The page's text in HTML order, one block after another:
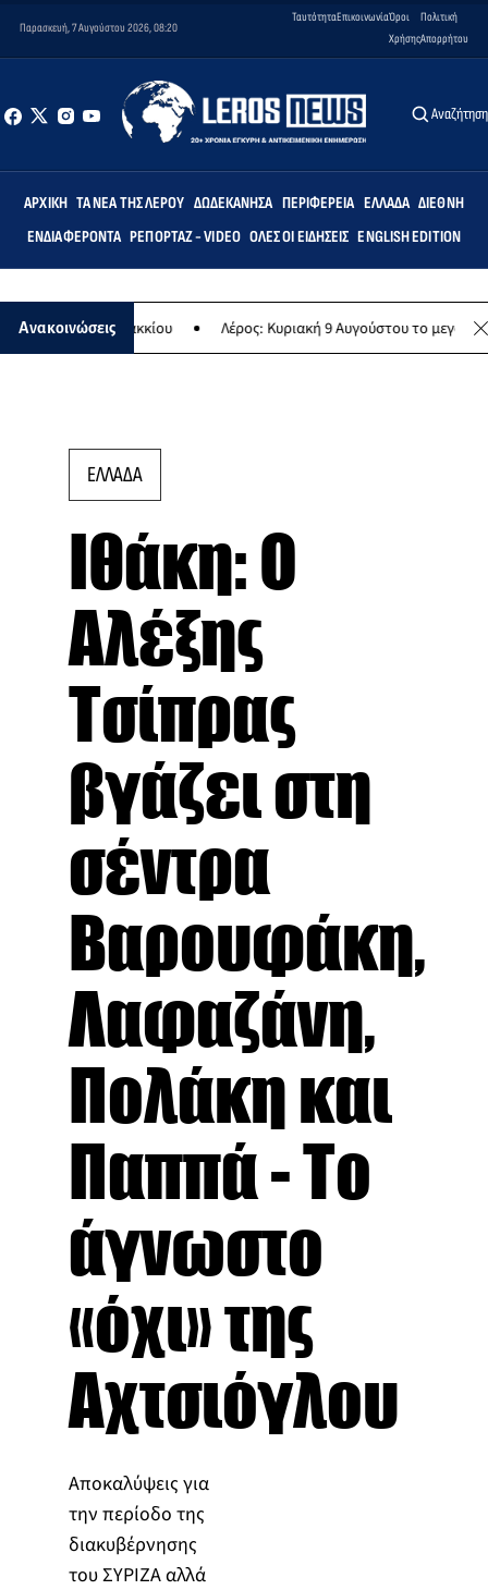
Παρασκευή, 7 Αυγούστου 2026, 08:20
ΤαυτότηταΕπικοινωνίαΌροι
Χρήσης
Πολιτική
Απορρήτου
Αναζήτηση
ΑΡΧΙΚΉ ΤΑ ΝΈΑ ΤΗΣ ΛΈΡΟΥ ΔΩΔΕΚΆΝΗΣΑ ΠΕΡΙΦΈΡΕΙΑ ΕΛΛΆΔΑ ΔΙΕΘΝΉ
ΕΝΔΙΑΦΈΡΟΝΤΑ ΡΕΠΟΡΤΆΖ - VIDEO ΌΛΕΣ ΟΙ ΕΙΔΉΣΕΙΣ ENGLISH EDITION
Ανακοινώσεις
Λακκίου Λέρος: Κυριακή 9 Αυγούστου το μεγαλύτερο
ΕΛΛΑΔΑ
Ιθάκη: Ο
Αλέξης
Τσίπρας
βγάζει στη
σέντρα
Βαρουφάκη,
Λαφαζάνη,
Πολάκη και
Παππά - Το
άγνωστο
«όχι» της
Αχτσιόγλου
Aποκαλύψεις για
την περίοδο της
διακυβέρνησης
του ΣΥΡΙΖΑ αλλά